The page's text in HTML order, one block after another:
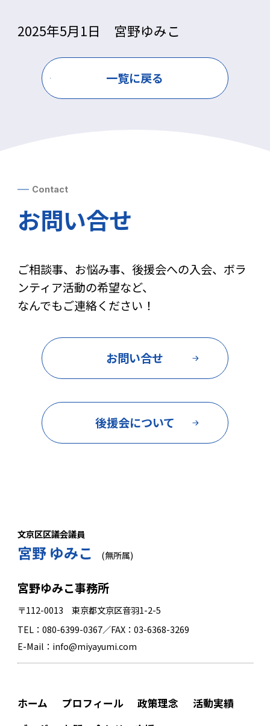
2025年5月1日 宮野ゆみこ
一覧に戻る
Contact
お問い合せ
ご相談事、お悩み事、後援会への入会、ボラ
ンティア活動の希望など、
なんでもご連絡ください！
お問い合せ
後援会について
文京区区議会議員
宮野 ゆみこ (無所属)
宮野ゆみこ事務所
〒112-0013 東京都文京区音羽1-2-5
TEL：080-6399-0367／FAX：03-6368-3269
E-Mail：info@miyayumi.com
ホーム プロフィール 政策理念
活動実績